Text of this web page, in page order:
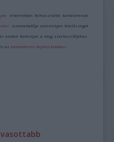
értelmében felhasználói tartalomnak
üzemeltetője semmilyen felelősséget
esetén forduljon a blog szerkesztőjéhez.
azadatvédelmi tájékoztatóban